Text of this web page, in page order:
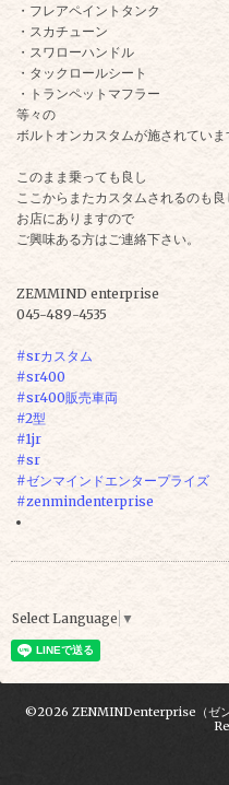
・フレアペイントタンク
・スカチューン
・スワローハンドル
・タックロールシート
・トランペットマフラー
等々の
ボルトオンカスタムが施されてい
このまま乗っても良し
ここからまたカスタムされるのも良
お店にありますので
ご興味ある方はご連絡下さい。
ZEMMIND enterprise
045-489-4535
#srカスタム
#sr400
#sr400販売車両
#2型
#1jr
#sr
#ゼンマインドエンタープライズ
#zenmindenterprise
Select Language ▼
©2026 ZENMINDenterprise（ゼン